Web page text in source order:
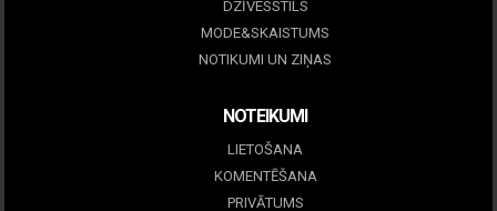
DZĪVESSTILS
MODE&SKAISTUMS
NOTIKUMI UN ZIŅAS
NOTEIKUMI
LIETOŠANA
KOMENTĒŠANA
PRIVĀTUMS